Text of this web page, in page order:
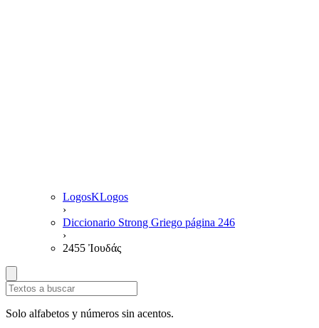
LogosKLogos
›
Diccionario Strong Griego página 246
›
2455 Ἰουδάς
Solo alfabetos y números sin acentos.